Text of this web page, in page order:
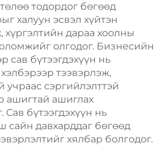
тодордог бөгөөд
халуун эсвэл хүйтэн
хүргэлтийн дараа хоолны
олгодог. Бизнесийн
сав бүтээгдэхүүн нь
тээвэрлэж,
учраас сэргийлэлттэй
ашигтай ашиглах
бүтээгдэхүүн нь
сайн давхарддаг бөгөөд
хялбар болгодог.